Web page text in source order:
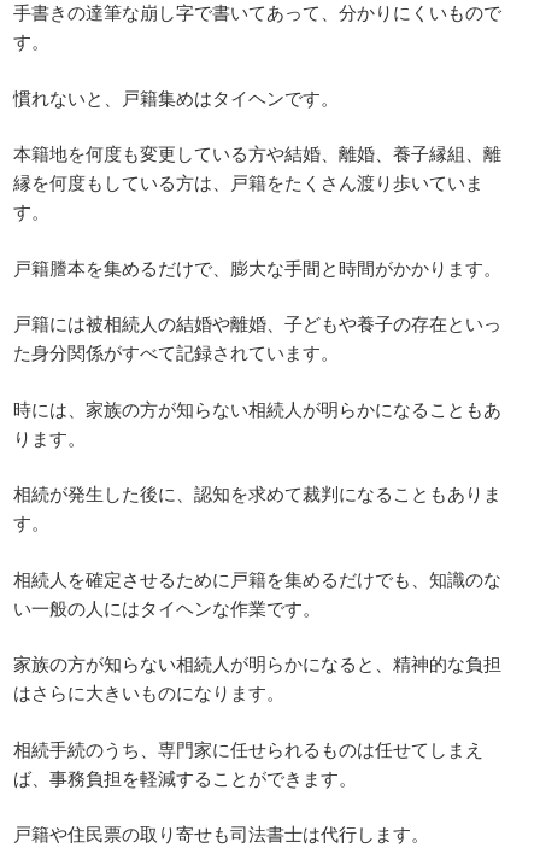
手書きの達筆な崩し字で書いてあって、分かりにくいもので
す。
慣れないと、戸籍集めはタイヘンです。
本籍地を何度も変更している方や結婚、離婚、養子縁組、離
縁を何度もしている方は、戸籍をたくさん渡り歩いていま
す。
戸籍謄本を集めるだけで、膨大な手間と時間がかかります。
戸籍には被相続人の結婚や離婚、子どもや養子の存在といっ
た身分関係がすべて記録されています。
時には、家族の方が知らない相続人が明らかになることもあ
ります。
相続が発生した後に、認知を求めて裁判になることもありま
す。
相続人を確定させるために戸籍を集めるだけでも、知識のな
い一般の人にはタイヘンな作業です。
家族の方が知らない相続人が明らかになると、精神的な負担
はさらに大きいものになります。
相続手続のうち、専門家に任せられるものは任せてしまえ
ば、事務負担を軽減することができます。
戸籍や住民票の取り寄せも司法書士は代行します。